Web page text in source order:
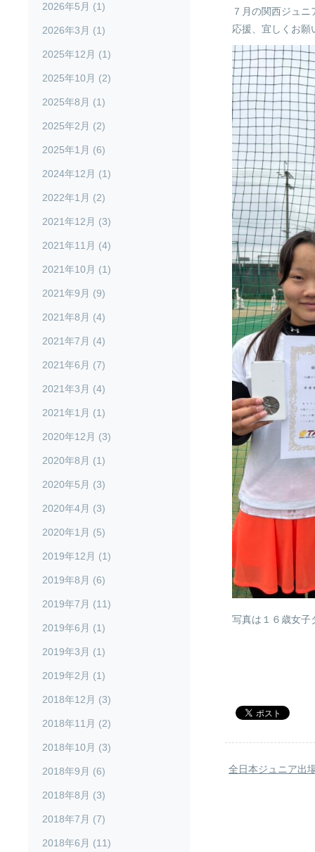
７月の関西ジュ
応援、宜しくお願
写真は１６歳女子
全日本ジュニア出
2026年5月 (1)
2026年3月 (1)
2025年12月 (1)
2025年10月 (2)
2025年8月 (1)
2025年2月 (2)
2025年1月 (6)
2024年12月 (1)
2022年1月 (2)
2021年12月 (3)
2021年11月 (4)
2021年10月 (1)
2021年9月 (9)
2021年8月 (4)
2021年7月 (4)
2021年6月 (7)
2021年3月 (4)
2021年1月 (1)
2020年12月 (3)
2020年8月 (1)
2020年5月 (3)
2020年4月 (3)
2020年1月 (5)
2019年12月 (1)
2019年8月 (6)
2019年7月 (11)
2019年6月 (1)
2019年3月 (1)
2019年2月 (1)
2018年12月 (3)
2018年11月 (2)
2018年10月 (3)
2018年9月 (6)
2018年8月 (3)
2018年7月 (7)
2018年6月 (11)